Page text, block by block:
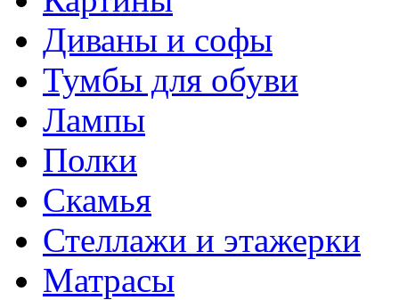
Диваны и софы
Тумбы для обуви
Лампы
Полки
Скамья
Стеллажи и этажерки
Матрасы